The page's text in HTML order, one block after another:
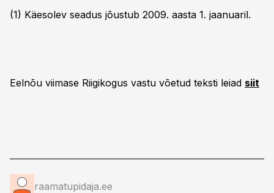
(1) Käesolev seadus jõustub 2009. aasta 1. jaanuaril.
Eelnõu viimase Riigikogus vastu võetud teksti leiad siit
raamatupidaja.ee